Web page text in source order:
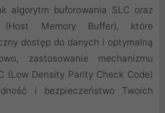
algorytm buforowania SLC oraz
(Host Memory Buffer), które
dostęp do danych i optymalną
zastosowanie mechanizmu
(Low Density Parity Check Code)
i bezpieczeństwo Twoich